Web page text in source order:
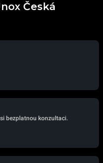
Česká
bezplatnou konzultaci.